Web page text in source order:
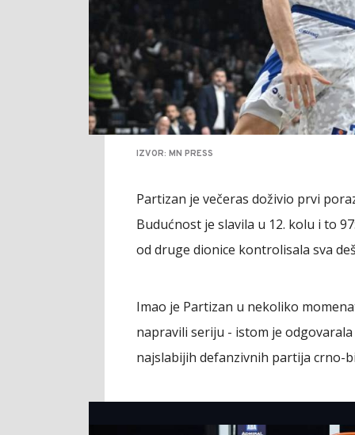
IZVOR: MN PRESS
Partizan je večeras doživio prvi
Budućnost je slavila u 12. kolu i to
od druge dionice kontrolisala sva
Imao je Partizan u nekoliko
napravili seriju - istom je
najslabijih defanzivnih partija crno-